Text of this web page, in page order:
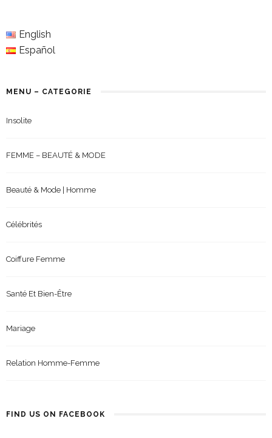
English
Español
MENU – CATEGORIE
Insolite
FEMME – BEAUTÉ & MODE
Beauté & Mode | Homme
Célébrités
Coiffure Femme
Santé Et Bien-Être
Mariage
Relation Homme-Femme
FIND US ON FACEBOOK